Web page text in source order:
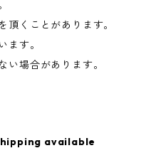
頂くことがあります。
ます。
い場合があります。
available